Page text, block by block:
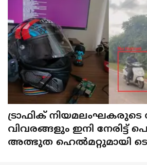
ട്രാഫിക്
വിവരങ്ങളും ഇനി നേരിട്ട്
അത്ഭുത ഹെൽമറ്റുമായി